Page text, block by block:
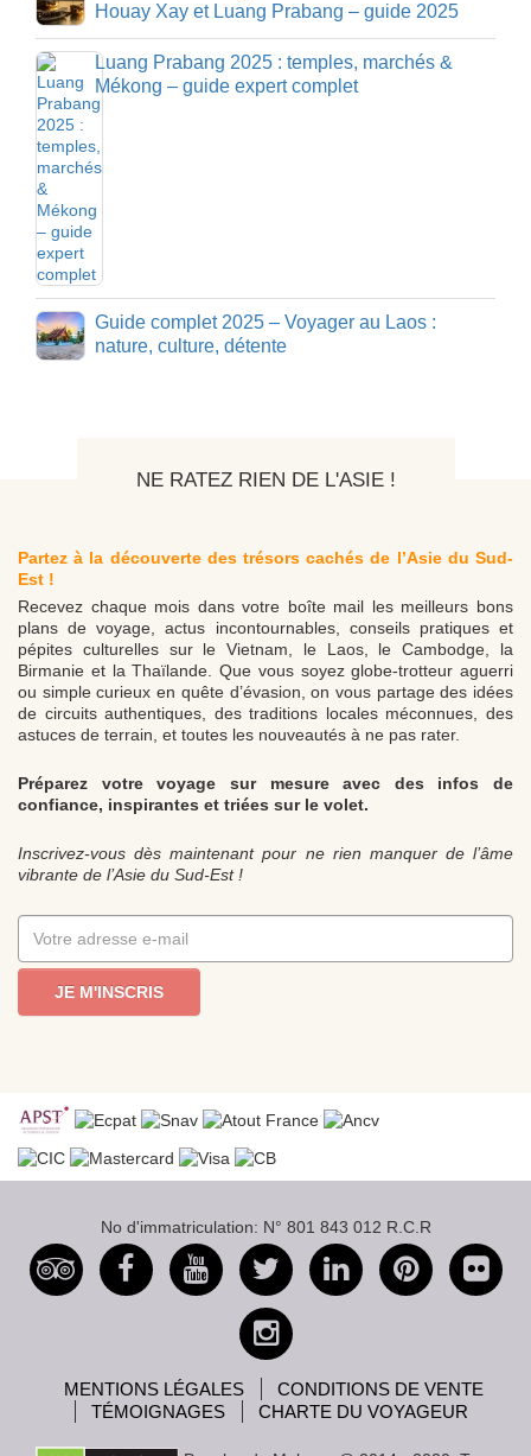
Houay Xay et Luang Prabang – guide 2025
Luang Prabang 2025 : temples, marchés &
Mékong – guide expert complet
Guide complet 2025 – Voyager au Laos :
nature, culture, détente
NE RATEZ RIEN DE L'ASIE !
Partez à la découverte des trésors cachés de l’Asie du Sud-
Est !
Recevez chaque mois dans votre boîte mail les meilleurs bons
plans de voyage, actus incontournables, conseils pratiques et
pépites culturelles sur le Vietnam, le Laos, le Cambodge, la
Birmanie et la Thaïlande. Que vous soyez globe-trotteur aguerri
ou simple curieux en quête d’évasion, on vous partage des idées
de circuits authentiques, des traditions locales méconnues, des
astuces de terrain, et toutes les nouveautés à ne pas rater.
Préparez votre voyage sur mesure avec des infos de
confiance, inspirantes et triées sur le volet.
Inscrivez-vous dès maintenant pour ne rien manquer de l’âme
vibrante de l’Asie du Sud-Est !
JE M'INSCRIS
No d'immatriculation: N° 801 843 012 R.C.R
MENTIONS LÉGALES
CONDITIONS DE VENTE
TÉMOIGNAGES
CHARTE DU VOYAGEUR